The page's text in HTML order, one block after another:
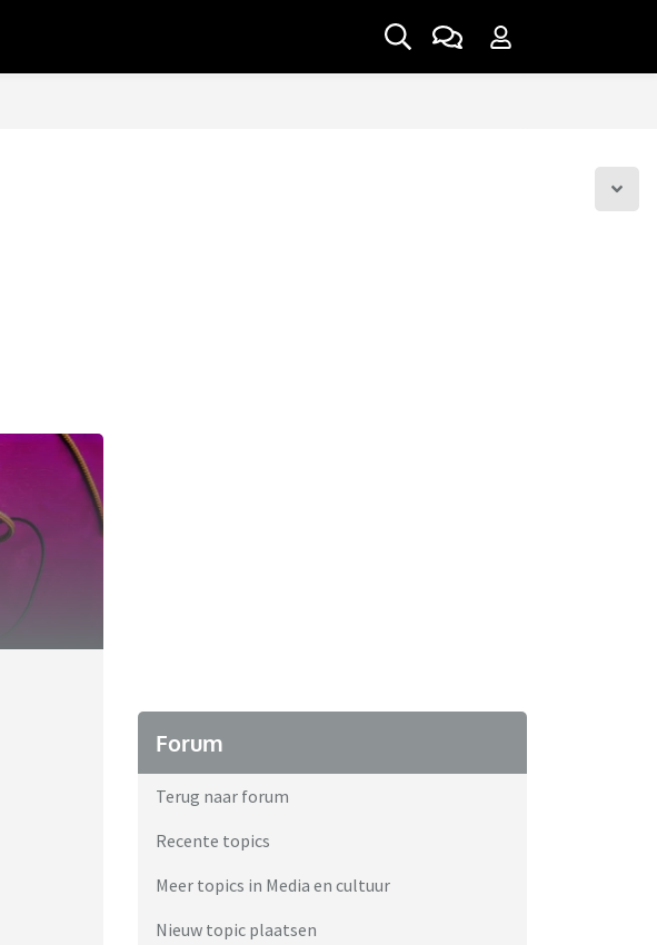
Forum
Terug naar forum
Recente topics
Meer topics in Media en cultuur
Nieuw topic plaatsen